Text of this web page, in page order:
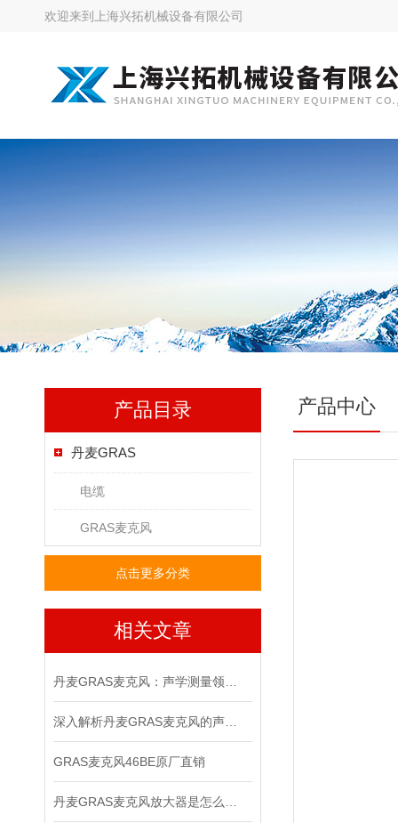
欢迎来到 上海兴拓机械设备有限公司
产品目录
丹麦GRAS
电缆
GRAS麦克风
点击更多分类
相关文章
GRAS麦克风46BE原厂直销
产品中心